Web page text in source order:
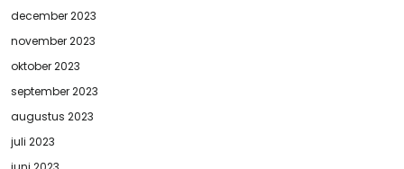
december 2023
november 2023
oktober 2023
september 2023
augustus 2023
juli 2023